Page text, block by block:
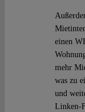
einen
mehr
was zu
und
Linken-